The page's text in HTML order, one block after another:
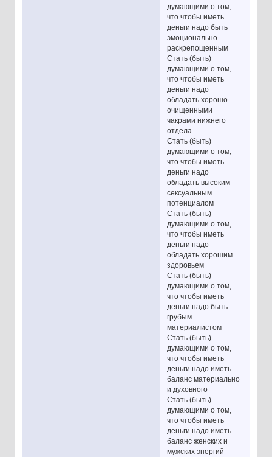
думающими о том,
что чтобы иметь
деньги надо быть
эмоционально
раскрепощенным
Стать (быть)
думающими о том,
что чтобы иметь
деньги надо
обладать хорошо
очищенными
чакрами нижнего
отдела
Стать (быть)
думающими о том,
что чтобы иметь
деньги надо
обладать высоким
сексуальным
потенциалом
Стать (быть)
думающими о том,
что чтобы иметь
деньги надо
обладать хорошим
здоровьем
Стать (быть)
думающими о том,
что чтобы иметь
деньги надо быть
грубым
материалистом
Стать (быть)
думающими о том,
что чтобы иметь
деньги надо иметь
баланс материально
и духовного
Стать (быть)
думающими о том,
что чтобы иметь
деньги надо иметь
баланс женских и
мужских энергий